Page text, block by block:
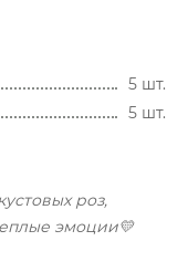
5 шт.
5 шт.
роз,
эмоции💛